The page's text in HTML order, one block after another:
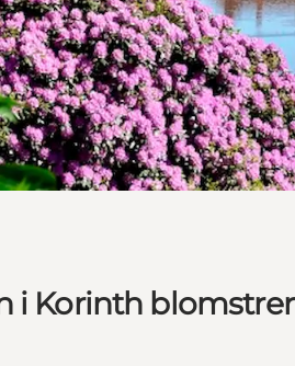
i Korinth blomstrer